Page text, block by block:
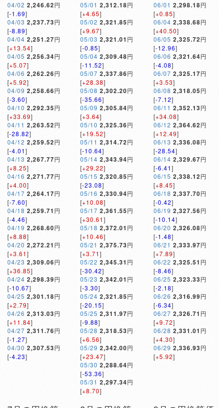
04/02 2,246.62円
[-1.69]
04/03 2,237.73円
[-8.89]
04/04 2,251.27円
[+13.54]
04/05 2,256.34円
[+5.07]
04/06 2,262.26円
[+5.92]
04/09 2,258.66円
[-3.60]
04/10 2,292.35円
[+33.69]
04/11 2,263.52円
[-28.82]
04/12 2,259.52円
[-4.01]
04/13 2,267.77円
[+8.25]
04/16 2,271.77円
[+4.00]
04/17 2,264.17円
[-7.60]
04/18 2,259.71 円
[-4.46]
04/19 2,268.60円
[+8.88]
04/20 2,272.21 円
[+3.61]
04/23 2,309.06円
[+36.85]
04/24 2,298.39円
[-10.67]
04/25 2,301.18円
[+2.79]
04/26 2,313.03円
[+11.84]
04/27 2,311.76円
[-1.27]
04/30 2,307.53円
[-4.23]
05/01 2,312.18円
[+4.65]
05/02 2,321.85円
[+9.67]
05/03 2,321.01 円
[-0.85]
05/04 2,309.48円
[-11.52]
05/07 2,337.86円
[+28.38]
05/08 2,302.20円
[-35.66]
05/09 2,305.84円
[+3.64]
05/10 2,325.36円
[+19.52]
05/11 2,314.72円
[-10.64]
05/14 2,343.94円
[+29.22]
05/15 2,320.85円
[-23.08]
05/16 2,330.94円
[+10.08]
05/17 2,361.55円
[+30.61]
05/18 2,372.01 円
[+10.46]
05/21 2,375.73円
[+3.71]
05/22 2,345.31 円
[-30.42]
05/23 2,342.01 円
[-3.30]
05/24 2,321.85円
[-20.15]
05/25 2,311.97円
[-9.88]
05/28 2,318.53円
[+6.56]
05/29 2,342.00円
[+23.47]
05/30 2,288.64円
[-53.36]
05/31 2,297.34円
[+8.70]
06/01 2,298.18円
[+0.85]
06/04 2,338.68円
[+40.50]
06/05 2,325.72円
[-12.96]
06/06 2,321.64円
[-4.08]
06/07 2,325.17円
[+3.53]
06/08 2,318.05円
[-7.12]
06/11 2,352.13円
[+34.08]
06/12 2,364.62円
[+12.49]
06/13 2,336.08円
[-28.54]
06/14 2,329.67円
[-6.41]
06/15 2,338.12円
[+8.45]
06/18 2,337.70円
[-0.42]
06/19 2,327.56円
[-10.14]
06/20 2,326.08円
[-1.48]
06/21 2,333.97円
[+7.89]
06/22 2,325.51 円
[-8.46]
06/25 2,323.33円
[-2.18]
06/26 2,316.99円
[-6.34]
06/27 2,326.71 円
[+9.72]
06/28 2,331.01 円
[+4.30]
06/29 2,336.93円
[+5.92]